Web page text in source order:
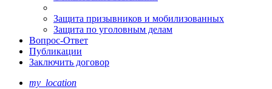
Защита призывников и мобилизованных
Защита по уголовным делам
Вопрос-Ответ
Публикации
Заключить договор
my_location